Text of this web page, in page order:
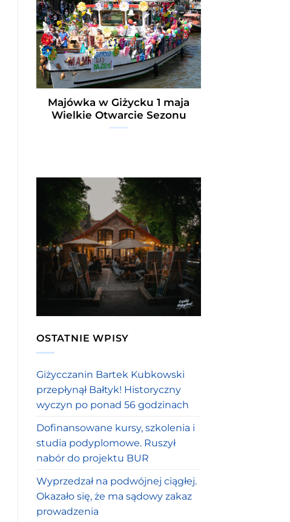
Majówka w Giżycku 1 maja
Wielkie Otwarcie Sezonu
OSTATNIE WPISY
Giżycczanin Bartek Kubkowski
przepłynął Bałtyk! Historyczny
wyczyn po ponad 56 godzinach
Dofinansowane kursy, szkolenia i
studia podyplomowe. Ruszył
nabór do projektu BUR
Wyprzedzał na podwójnej ciągłej.
Okazało się, że ma sądowy zakaz
prowadzenia